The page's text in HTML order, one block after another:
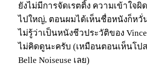
ยังไม่มีการจัดเรตติ้ง ความเข้าใจผิ
ไปใหญ่, ตอนผมได้เห็นชื่อหนังก็หวั่
ไม่รู้ว่าเป็นหนังชีวประวัติของ
ไม่คิดดูนะครับ (เหมือนตอนเห็นโป
Belle Noiseuse เลย)